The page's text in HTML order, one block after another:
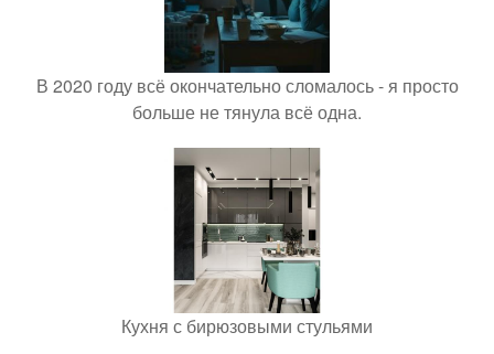
В 2020 году всё окончательно сломалось - я просто
больше не тянула всё одна.
Кухня с бирюзовыми стульями